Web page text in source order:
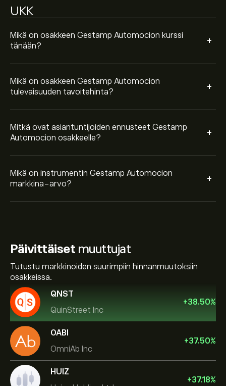
UKK
Mikä on osakkeen Gestamp Automocion kurssi
tänään?
+
Mikä on osakkeen Gestamp Automocion
tulevaisuuden tavoitehinta?
+
Mitkä ovat asiantuntijoiden ennusteet Gestamp
Automocion osakkeelle?
+
Mikä on instrumentin Gestamp Automocion
markkina-arvo?
+
Päivittäiset muuttujat
Tutustu markkinoiden suurimpiin hinnanmuutoksiin
osakkeissa.
QNST
QuinStreet Inc
+38.50%
OABI
OmniAb Inc
+37.50%
HUIZ
+37.18%